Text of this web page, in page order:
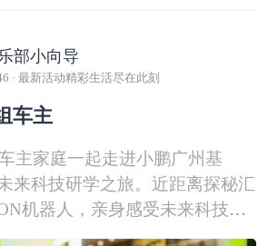
部小向导
· 最新活动精彩生活尽在此刻
车主
主家庭一起走进小鹏广州基
来科技研学之旅。近距离探秘汇
机器人，亲身感受未来科技的
工厂，亲眼见证一台车从零件到